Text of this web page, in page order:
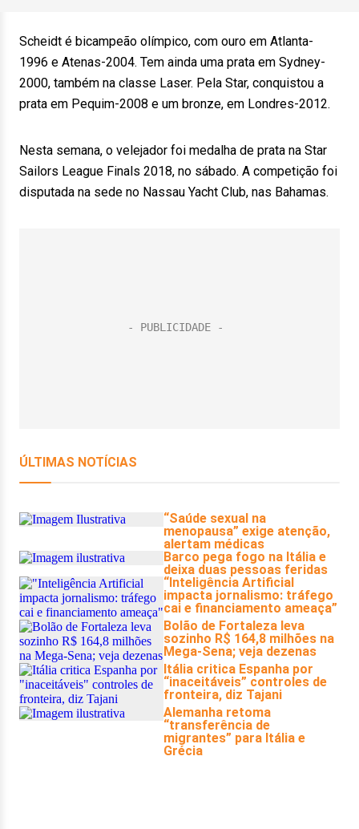
Scheidt é bicampeão olímpico, com ouro em Atlanta-
1996 e Atenas-2004. Tem ainda uma prata em Sydney-
2000, também na classe Laser. Pela Star, conquistou a
prata em Pequim-2008 e um bronze, em Londres-2012.
Nesta semana, o velejador foi medalha de prata na Star
Sailors League Finals 2018, no sábado. A competição foi
disputada na sede no Nassau Yacht Club, nas Bahamas.